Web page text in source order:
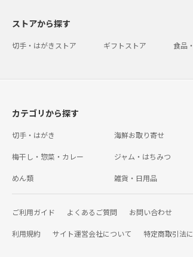
ストアから探す
切手・はがきストア ギフトストア 食品
カテゴリから探す
切手・はがき 海鮮お取り寄せ
梅干し・惣菜・カレー ジャム・はちみつ
めん類 雑貨・日用品
ご利用ガイド よくあるご質問 お問い合わせ
利用規約 サイト運営会社について 特定商取引法